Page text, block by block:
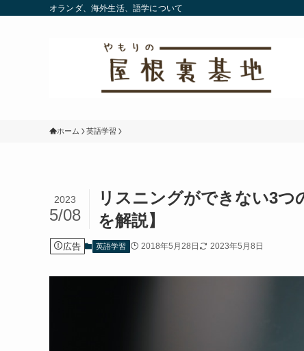
オランダ、海外生活、語学について
ホーム 英語学習
リスニングができない3つ
を解説】
2023
5/08
広告 英語学習 2018年5月28日 2023年5月8日